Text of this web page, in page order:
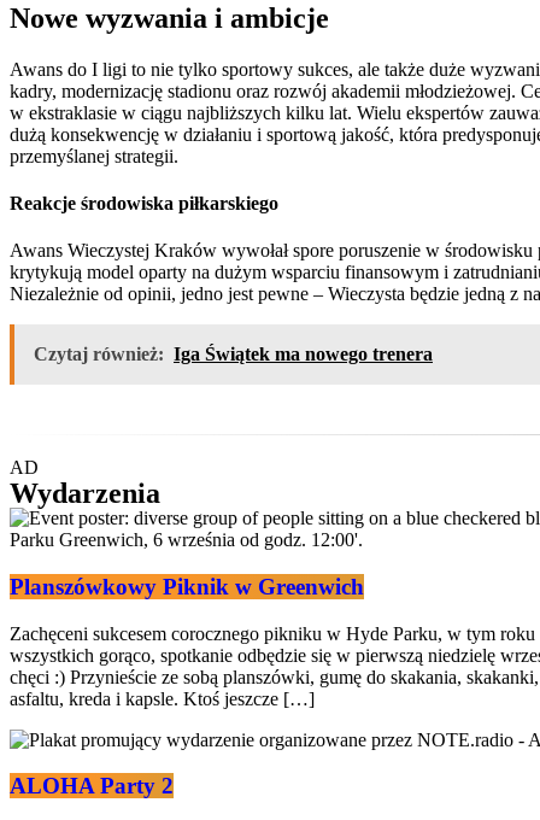
Nowe wyzwania i ambicje
Awans do I ligi to nie tylko sportowy sukces, ale także duże
kadry, modernizację stadionu oraz rozwój akademii młodzieżowej.
w ekstraklasie w ciągu najbliższych kilku lat. Wielu ekspertów
dużą konsekwencję w działaniu i sportową jakość, która
przemyślanej strategii.
Reakcje środowiska piłkarskiego
Awans Wieczystej Kraków wywołał spore poruszenie w
krytykują model oparty na dużym wsparciu finansowym i
Niezależnie od opinii, jedno jest pewne – Wieczysta będzie jedną z
Czytaj również: Iga Świątek ma nowego trenera
AD
Wydarzenia
Planszówkowy Piknik w Greenwich
Zachęceni sukcesem corocznego pikniku w Hyde Parku, w tym
wszystkich gorąco, spotkanie odbędzie się w pierwszą niedzielę
chęci :) Przynieście ze sobą planszówki, gumę do skakania,
asfaltu, kreda i kapsle. Ktoś jeszcze […]
ALOHA Party 2